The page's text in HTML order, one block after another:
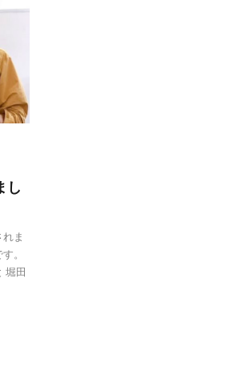
し
ま
。
堀田